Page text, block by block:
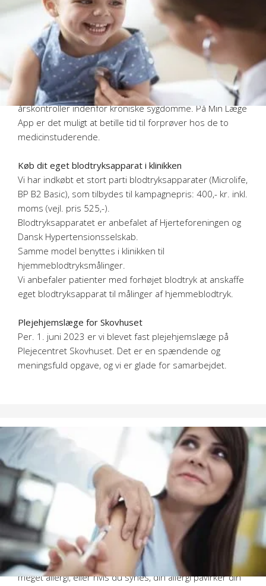
Medicinstuderende hjælper i klinikken
Vi har ansat to erfarne medicinstuderende på
kandidatdelen til at aflaste i klinikken.
Cecilie og Nanna passer telefon fra kl 8.30-12, tilser
akutte patienter, og i samarbejde med
lægen iværksættes relevant behandling. De
varetager alle laboratorieprøver, herunder forprøver til
årskontroller indenfor kroniske sygdomme. På Min Læge
App er det muligt at betille tid til forprøver hos de to
medicinstuderende.
Køb dit eget blodtryksapparat i klinikken
Vi har indkøbt et stort parti blodtryksapparater (Microlife,
BP B2 Basic), som tilbydes til kampagnepris: 400,- kr. inkl.
moms (vejl. pris 525,-).
Blodtryksapparatet er anbefalet af Hjerteforeningen og
Dansk Hypertensionsselskab.
Samme model benyttes i klinikken til
hjemmeblodtryksmålinger.
Vi anbefaler patienter med forhøjet blodtryk at anskaffe
eget blodtryksapparat til målinger af hjemmeblodtryk.
Plejehjemslæge for Skovhuset
Per. 1. juni 2023 er vi blevet fast plejehjemslæge på
Plejecentret Skovhuset. Det er en spændende og
meningsfuld opgave, og vi er glade for samarbejdet.
Pollensæsonen står for
døren
Hvis du har pollenallergi, anbefales du at starte
forebyggende allergimedicin ca. 2 uger før du plejer at få
symptomer.
30 procent af alle allergikere har også astma. Hvis du har
meget allergi, eller hvis du synes, din allergi påvirker din